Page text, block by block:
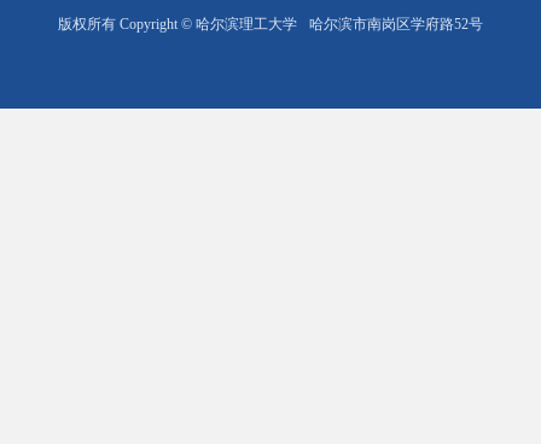
版权所有 Copyright © 哈尔滨理工大学 哈尔滨市南岗区学府路52号